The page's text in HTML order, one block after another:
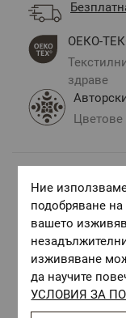
ОЕКО-
здраве
Цветове
Ние
подобряване
вашето
изживяване
да научите
УСЛОВИЯ ЗА